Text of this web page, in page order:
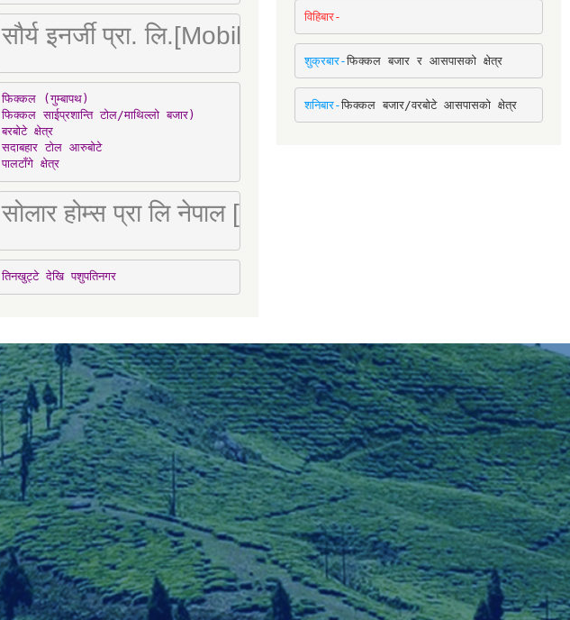
सौर्य इनर्जी प्रा. लि.[Mobile : 9842780266]
फिक्कल (गुम्बापथ)
फिक्कल साईप्रशान्ति टोल/माथिल्लो बजार)
बरबोटे क्षेत्र
सदाबहार टोल आरुबोटे
पालटाँगे क्षेत्र
सोलार होम्स प्रा लि नेपाल [Mobile : 9851066274]
तिनखुट्टे देखि पशुपतिनगर
विहिबार-
शुक्रबार-फिक्कल बजार र आसपासको क्षेत्र
शनिबार-फिक्कल बजार/वरबोटे आसपासको क्षेत्र